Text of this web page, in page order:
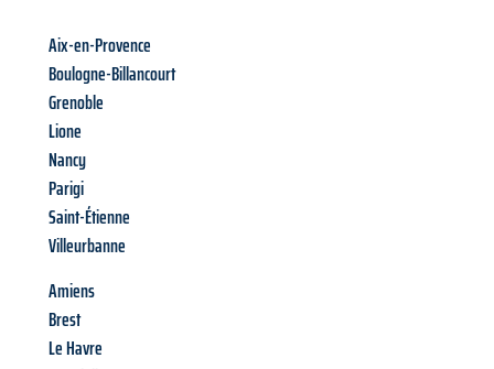
Aix-en-Provence
Boulogne-Billancourt
Grenoble
Lione
Nancy
Parigi
Saint-Étienne
Villeurbanne
Amiens
Brest
Le Havre